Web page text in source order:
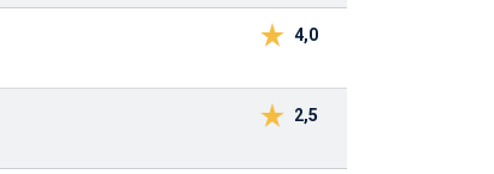
4,0
2,5